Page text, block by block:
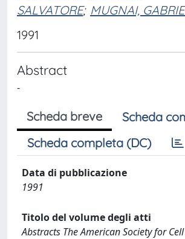
SALVATORE; MUGNAI,
1991
Abstract
-
Scheda breve
Scheda
Scheda completa (DC)
Data di pubblicazione
1991
Titolo del volume degli atti
Abstracts The American Society for